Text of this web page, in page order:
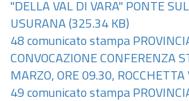
"DELLA VAL DI VARA" PONTE
USURANA (325.34 KB)
48 comunicato stampa
CONVOCAZIONE CONFERENZA
MARZO, ORE 09.30, ROCCHETTA
49 comunicato stampa